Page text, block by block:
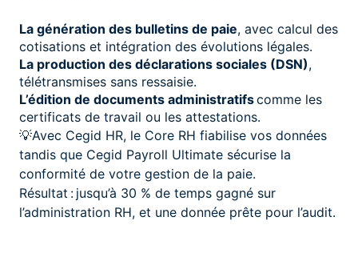
La génération des bulletins de paie, avec calcul des
cotisations et intégration des évolutions légales.
La production des déclarations sociales (DSN),
télétransmises sans ressaisie.
L’édition de documents administratifscomme les
certificats de travail ou les attestations.
💡Avec Cegid HR, le Core RH fiabilise vos données
tandis que Cegid Payroll Ultimate sécurise la
conformité de votre gestion de la paie.
Résultat : jusqu’à 30 % de temps gagné sur
l’administration RH, et une donnée prête pour l’audit.